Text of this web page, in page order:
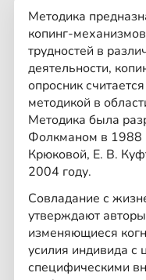
Методика
копинг-
трудностей в
деятельности,
опросник
методикой в
Методика была
Фолкманом в 1988
Крюковой, Е. В.
2004 году.
Совладание с
утверждают
изменяющиеся
усилия индивида с
специфическими